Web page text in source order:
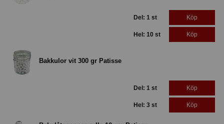
Del: 1 st Köp
Hel: 10 st Köp
Bakkulor vit 300 gr Patisse
Del: 1 st Köp
Hel: 3 st Köp